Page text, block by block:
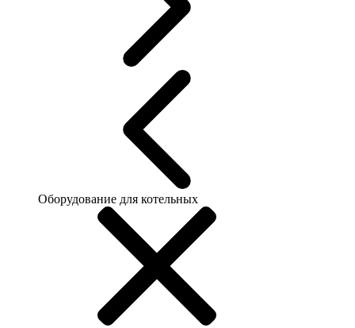
Оборудование для котельных